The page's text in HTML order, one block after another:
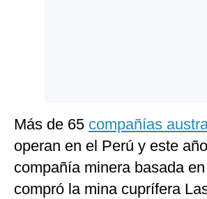
Más de 65 compañías
operan en el Perú y este
compañía minera basada
compró la mina cuprífera